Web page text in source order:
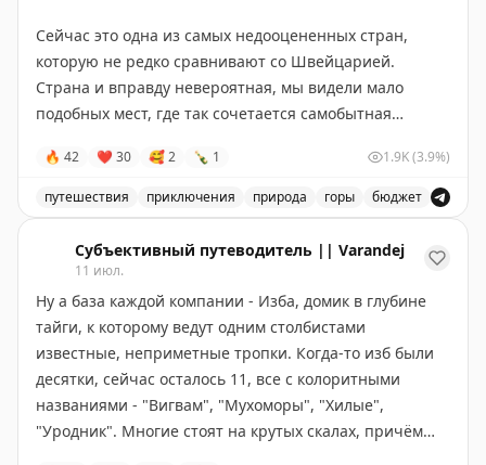
Совет: если едите ради пейзажей — выбирайте
Канаду и выделите 5-6 дней, посетив малые города
вроде Вавы или Муз-Джо. Если спешите — США
справедливо конкурируют, особенно если оставить
место для неожиданных открытий.
Points Miles and Bling|Original
Сейчас это одна из самых недооцененных стран,
которую не редко сравнивают со Швейцарией.
Страна и вправду невероятная, мы видели мало
подобных мест, где так сочетается самобытная
90% Кыргызстана покрыто хребтами Тянь-Шаня и тут
нет дорог, на которых не было бы масштабных
пейзажей.
Посмотрите на кадры, они словно сняты в разных
уголках мира в разные сезоны.
Но все это в рамках нашего 7-дневного роуд-трипа,
который мы проводим с июля по начало октября.
На днях у нас разобрали все места на 2026 год
– и мы добавили доп.дату на 5-11 сентября
🔥 42 ❤ 30 🥰2 🍾 1 1.9K(3.9%)
путешествия приключения природа горы бюджет
Субъективный путеводитель || Varandej
11 июл.
Ну а база каждой компании - Изба, домик в глубине
тайги, к которому ведут одним столбистами
известные, неприметные тропки. Когда-то изб были
десятки, сейчас осталось 11, все с колоритными
названиями - "Вигвам", "Мухоморы", "Хилые",
"Уродник". Многие стоят на крутых скалах, причём